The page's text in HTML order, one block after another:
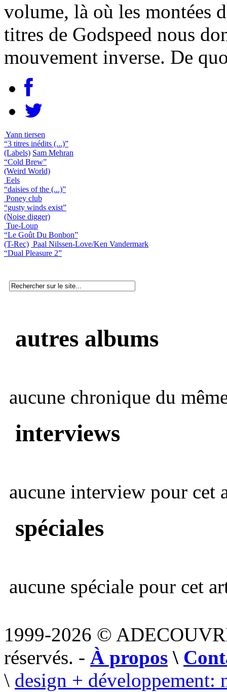
volume, là où les montées
titres de Godspeed nous
mouvement inverse. De
Yann tiersen
“3 titres inédits (...)”
(Labels) Sam Mehran
“Cold Brew”
(Weird World)
Eels
“daisies of the (...)”
Poney club
“gusty winds exist”
(Noise digger)
Tue-Loup
“Le Goût Du Bonbon”
(T-Rec) Paal Nilssen-Love/Ken Vandermark
“Dual Pleasure 2”
autres albums
aucune chronique du
interviews
aucune interview pour cet
spéciales
aucune spéciale pour cet
1999-2026 ©
réservés. - À propos \
\ design + développement: